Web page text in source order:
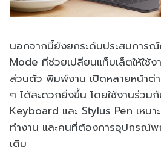
นอกจากนี้ยังยกระดับประสบการ
Mode ที่ช่วยเปลี่ยนแท็บเล็ตให้ใช้
ส่วนตัว พิมพ์งาน เปิดหลายหน้าต่
ๆ ได้สะดวกยิ่งขึ้น โดยใช้งานร่วม
Keyboard และ Stylus Pen เหมา
ทำงาน และคนที่ต้องการอุปกรณ์พ
เดิม